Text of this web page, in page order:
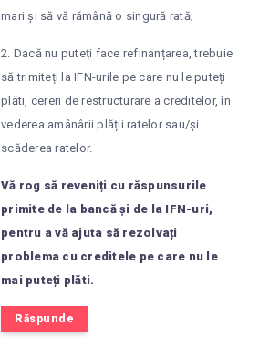
mari și să vă rămână o singură rată;
2. Dacă nu puteți face refinanțarea, trebuie
să trimiteți la IFN-urile pe care nu le puteți
plăti, cereri de restructurare a creditelor, în
vederea amânârii plății ratelor sau/și
scăderea ratelor.
Vă rog să reveniți cu răspunsurile
primite de la bancă și de la IFN-uri,
pentru a vă ajuta să rezolvați
problema cu creditele pe care nu le
mai puteți plăti.
Răspunde